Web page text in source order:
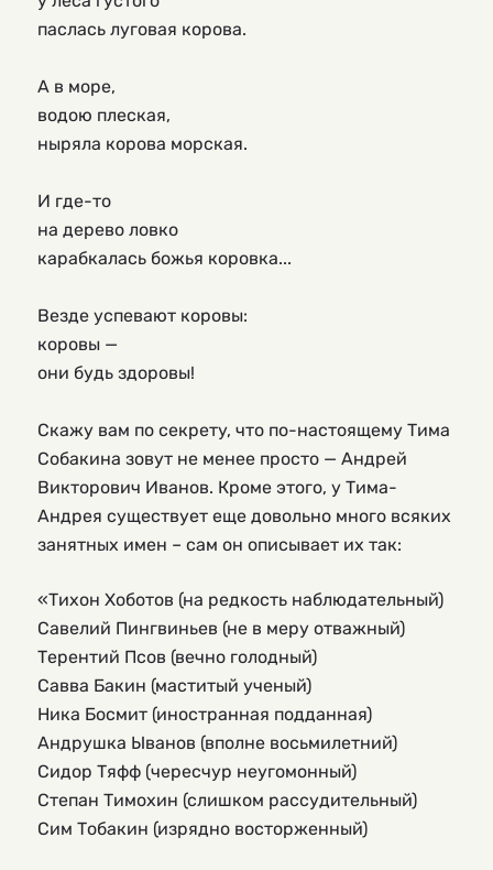
паслась луговая корова.
А в море,
водою плеская,
ныряла корова морская.
И где-то
на дерево ловко
карабкалась божья коровка...
Везде успевают коровы:
коровы —
они будь здоровы!
Скажу вам по секрету, что по-настоящему Тима
Собакина зовут не менее просто — Андрей
Викторович Иванов. Кроме этого, у Тима-
Андрея существует еще довольно много всяких
занятных имен – сам он описывает их так:
«Тихон Хоботов (на редкость наблюдательный)
Савелий Пингвиньев (не в меру отважный)
Терентий Псов (вечно голодный)
Савва Бакин (маститый ученый)
Ника Босмит (иностранная подданная)
Андрушка Ыванов (вполне восьмилетний)
Сидор Тяфф (чересчур неугомонный)
Степан Тимохин (слишком рассудительный)
Сим Тобакин (изрядно восторженный)